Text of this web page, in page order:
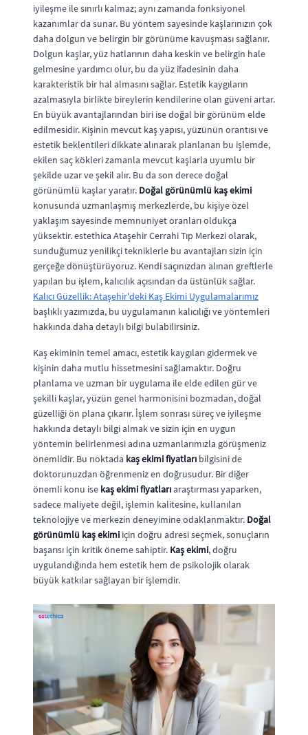
iyileşme ile sınırlı kalmaz; aynı zamanda fonksiyonel
kazanımlar da sunar. Bu yöntem sayesinde kaşlarınızın çok
daha dolgun ve belirgin bir görünüme kavuşması sağlanır.
Dolgun kaşlar, yüz hatlarının daha keskin ve belirgin hale
gelmesine yardımcı olur, bu da yüz ifadesinin daha
karakteristik bir hal almasını sağlar. Estetik kaygıların
azalmasıyla birlikte bireylerin kendilerine olan güveni artar.
En büyük avantajlarından biri ise doğal bir görünüm elde
edilmesidir. Kişinin mevcut kaş yapısı, yüzünün orantısı ve
estetik beklentileri dikkate alınarak planlanan bu işlemde,
ekilen saç kökleri zamanla mevcut kaşlarla uyumlu bir
şekilde uzar ve şekil alır. Bu da son derece doğal
görünümlü kaşlar yaratır. Doğal görünümlü kaş ekimi
konusunda uzmanlaşmış merkezlerde, bu kişiye özel
yaklaşım sayesinde memnuniyet oranları oldukça
yüksektir. estethica Ataşehir Cerrahi Tıp Merkezi olarak,
sunduğumuz yenilikçi tekniklerle bu avantajları sizin için
gerçeğe dönüştürüyoruz. Kendi saçınızdan alınan greftlerle
yapılan bu işlem, kalıcılık açısından da üstünlük sağlar.
Kalıcı Güzellik: Ataşehir'deki Kaş Ekimi Uygulamalarımız
başlıklı yazımızda, bu uygulamanın kalıcılığı ve yöntemleri
hakkında daha detaylı bilgi bulabilirsiniz.
Kaş ekiminin temel amacı, estetik kaygıları gidermek ve
kişinin daha mutlu hissetmesini sağlamaktır. Doğru
planlama ve uzman bir uygulama ile elde edilen gür ve
şekilli kaşlar, yüzün genel harmonisini bozmadan, doğal
güzelliği ön plana çıkarır. İşlem sonrası süreç ve iyileşme
hakkında detaylı bilgi almak ve sizin için en uygun
yöntemin belirlenmesi adına uzmanlarımızla görüşmeniz
önemlidir. Bu noktada kaş ekimi fiyatları bilgisini de
doktorunuzdan öğrenmeniz en doğrusudur. Bir diğer
önemli konu ise kaş ekimi fiyatlarıaraştırması yaparken,
sadece maliyete değil, işlemin kalitesine, kullanılan
teknolojiye ve merkezin deneyimine odaklanmaktır. Doğal
görünümlü kaş ekimi için doğru adresi seçmek, sonuçların
başarısı için kritik öneme sahiptir. Kaş ekimi, doğru
uygulandığında hem estetik hem de psikolojik olarak
büyük katkılar sağlayan bir işlemdir.